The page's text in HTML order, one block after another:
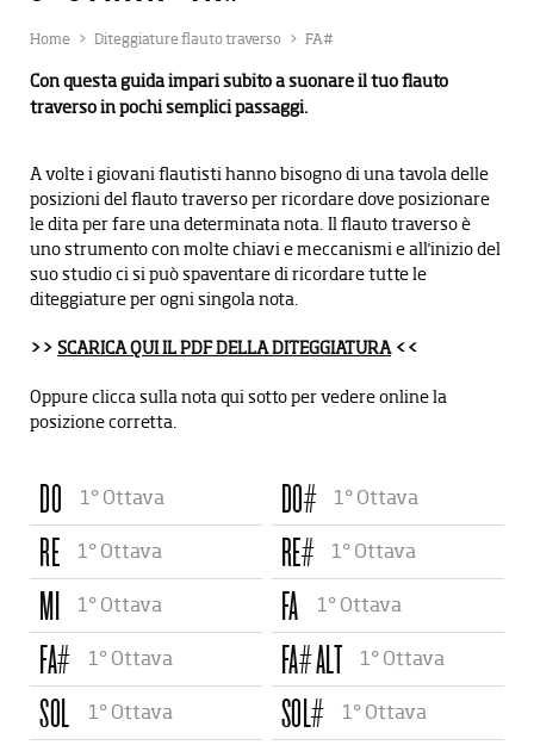
MARCHI
EVENTI E NEWS
LA STORIA
CARTA DEL DOCENTE
NEWSLETTER
CONTATTI
Home Diteggiature flauto traverso FA#
Con questa guida impari subito a suonare il tuo flauto
traverso in pochi semplici passaggi.
A volte i giovani flautisti hanno bisogno di una tavola delle
posizioni del flauto traverso per ricordare dove posizionare
le dita per fare una determinata nota. Il flauto traverso è
uno strumento con molte chiavi e meccanismi e all'inizio del
suo studio ci si può spaventare di ricordare tutte le
diteggiature per ogni singola nota.
>> SCARICA QUI IL PDF DELLA DITEGGIATURA<<
Oppure clicca sulla nota qui sotto per vedere online la
posizione corretta.
DO 1° Ottava DO# 1° Ottava
RE 1° Ottava RE# 1° Ottava
MI 1° Ottava FA 1° Ottava
FA# 1° Ottava FA# ALT 1° Ottava
SOL 1° Ottava SOL# 1° Ottava